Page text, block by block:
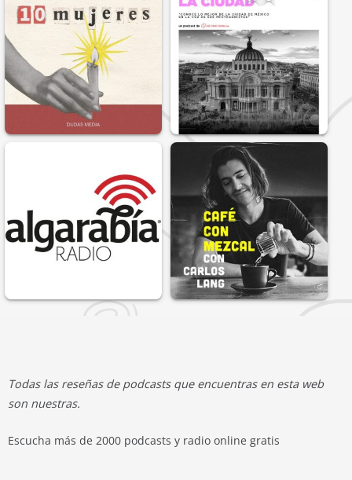
Todas las reseñas de podcasts que encuentras en esta web
son nuestras.
Escucha más de 2000 podcasts y radio online gratis